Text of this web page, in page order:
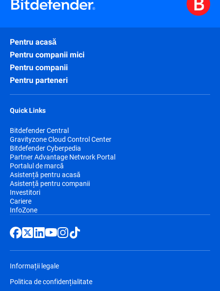
Pentru acasă
Pentru companii mici
Pentru companii
Pentru parteneri
Quick Links
Bitdefender Central
Gravityzone Cloud Control Center
Bitdefender Cyberpedia
Partner Advantage Network Portal
Portalul de marcă
Asistență pentru acasă
Asistență pentru companii
Investitori
Cariere
InfoZone
Informații legale
Politica de confidențialitate